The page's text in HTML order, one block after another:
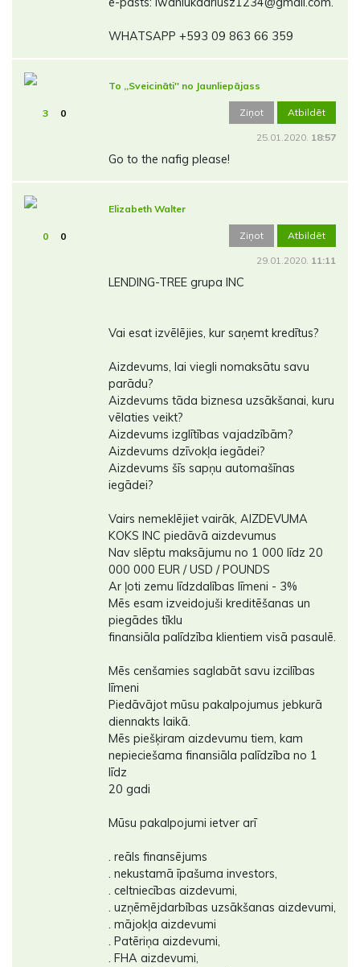
WHATSAPP +593 09 863 66 359
3 0
To ,,Sveicināti'' no Jaunliepājass
Ziņot Atbildēt
25.01.2020. 18:57
Go to the nafig please!
0 0
Elizabeth Walter
Ziņot Atbildēt
29.01.2020. 11:11
LENDING-TREE grupa INC
Vai esat izvēlējies, kur saņemt kredītus?
Aizdevums, lai viegli nomaksātu savu
parādu?
Aizdevums tāda biznesa uzsākšanai, kuru
vēlaties veikt?
Aizdevums izglītības vajadzībām?
Aizdevums dzīvokļa iegādei?
Aizdevums šīs sapņu automašīnas
iegādei?
Vairs nemeklējiet vairāk, AIZDEVUMA
KOKS INC piedāvā aizdevumus
Nav slēptu maksājumu no 1 000 līdz 20
000 000 EUR / USD / POUNDS
Ar ļoti zemu līdzdalības līmeni - 3%
Mēs esam izveidojuši kreditēšanas un
piegādes tīklu
finansiāla palīdzība klientiem visā pasaulē.
Mēs cenšamies saglabāt savu izcilības
līmeni
Piedāvājot mūsu pakalpojumus jebkurā
diennakts laikā.
Mēs piešķiram aizdevumu tiem, kam
nepieciešama finansiāla palīdzība no 1
līdz
20 gadi
Mūsu pakalpojumi ietver arī
. reāls finansējums
. nekustamā īpašuma investors,
. celtniecības aizdevumi,
. uzņēmējdarbības uzsākšanas aizdevumi,
. mājokļa aizdevumi
. Patēriņa aizdevumi,
. FHA aizdevumi,